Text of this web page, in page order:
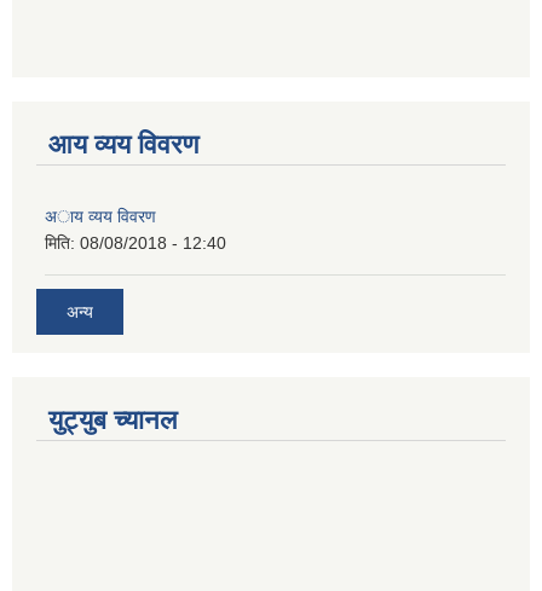
आय व्यय विवरण
अाय व्यय विवरण
मिति: 08/08/2018 - 12:40
अन्य
युट्युब च्यानल